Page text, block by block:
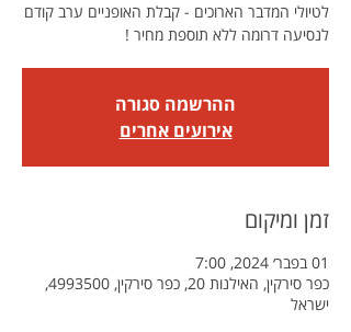
לטיולי המדבר הארוכים - קבלת האופניים ערב קודם
לנסיעה דרומה ללא תוספת מחיר !
ההרשמה סגורה
אירועים אחרים
זמן ומיקום
01 בפבר׳ 2024, 7:00
כפר סירקין, האילנות 20, כפר סירקין, 4993500,
ישראל